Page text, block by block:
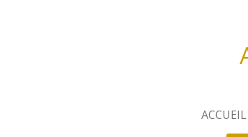
ACCUEIL